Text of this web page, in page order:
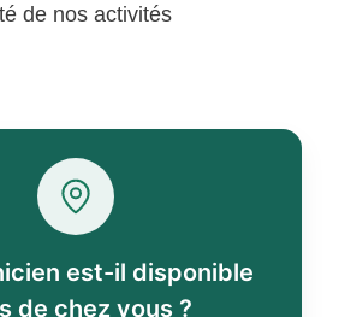
de nos activités
est-il disponible
de chez vous ?